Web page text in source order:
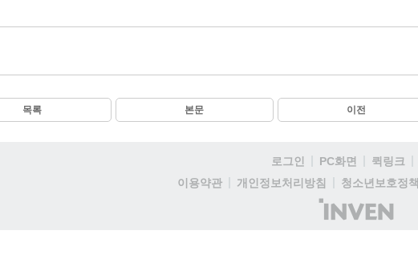
목록 본문 이전
로그인 PC화면 퀵링크
이용약관
개인정보처리방침 청소년보호정책
(주)
인